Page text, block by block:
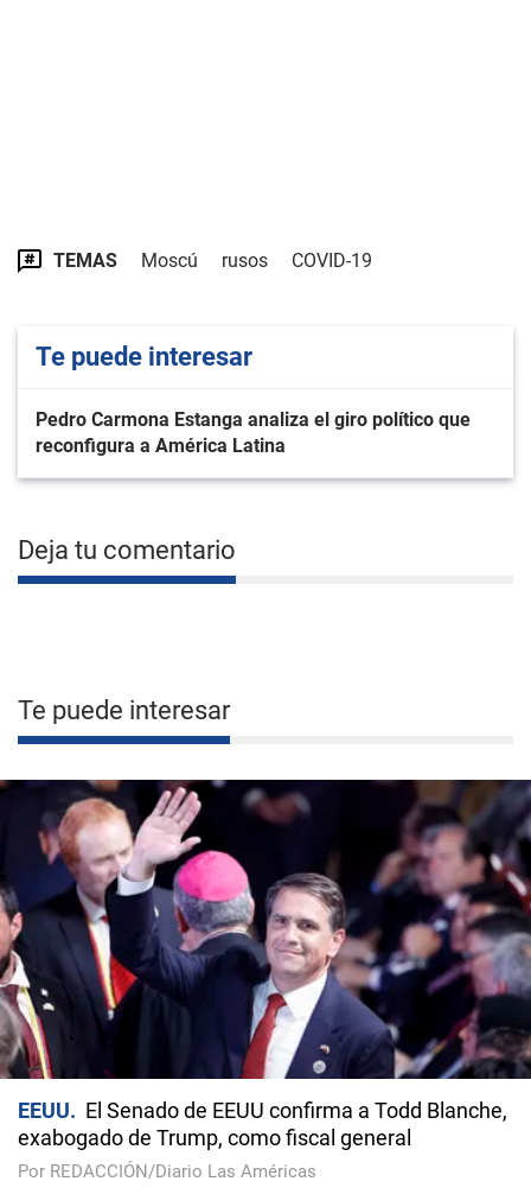
TEMAS Moscú rusos COVID-19
Te puede interesar
Pedro Carmona Estanga analiza el giro político que
reconfigura a América Latina
Deja tu comentario
Te puede interesar
EEUU
El Senado de EEUU confirma a Todd Blanche,
exabogado de Trump, como fiscal general
Por REDACCIÓN/Diario Las Américas